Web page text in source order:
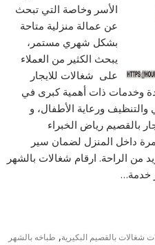
الأسر وخاصة التي تبحث
عن عمالة منزلية متاحة
بشكل شهري مستمر،
يبحث الكثير من العملاء
على شغالات للايجار
وخدمات ذات أهمية كبرى في
والتنظيف ورعاية الأطفال، و
بالقصيم رياض الخبراء
داخل المنزل لضمان سير
من الراحة. ارقام شغالات بالشهر
خدمة…
شغالات بالقصيم البكيرية, طباخه بالشهر